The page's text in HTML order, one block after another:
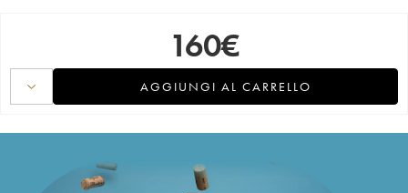
160€
AGGIUNGI AL CARRELLO